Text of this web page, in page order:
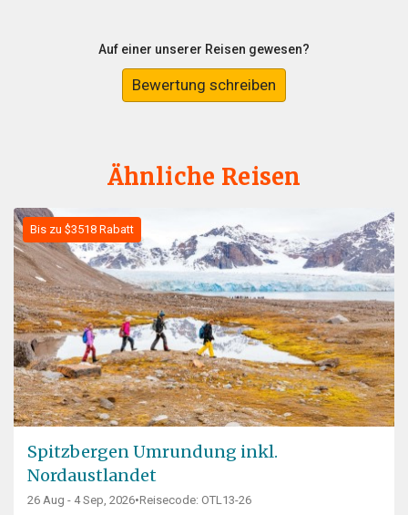
Auf einer unserer Reisen gewesen?
Bewertung schreiben
Ähnliche Reisen
Bis zu $3518 Rabatt
Spitzbergen Umrundung inkl.
Nordaustlandet
26 Aug - 4 Sep, 2026•Reisecode: OTL13-26